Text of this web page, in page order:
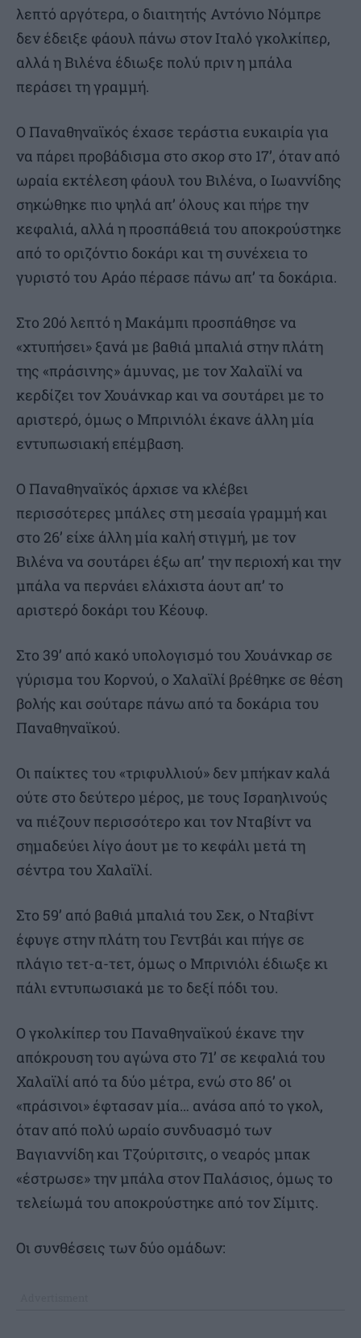
λεπτό αργότερα, ο διαιτητής Αντόνιο Νόμπρε
δεν έδειξε φάουλ πάνω στον Ιταλό γκολκίπερ,
αλλά η Βιλένα έδιωξε πολύ πριν η μπάλα
περάσει τη γραμμή.
Ο Παναθηναϊκός έχασε τεράστια ευκαιρία για
να πάρει προβάδισμα στο σκορ στο 17’, όταν από
ωραία εκτέλεση φάουλ του Βιλένα, ο Ιωαννίδης
σηκώθηκε πιο ψηλά απ’ όλους και πήρε την
κεφαλιά, αλλά η προσπάθειά του αποκρούστηκε
από το οριζόντιο δοκάρι και τη συνέχεια το
γυριστό του Αράο πέρασε πάνω απ’ τα δοκάρια.
Στο 20ό λεπτό η Μακάμπι προσπάθησε να
«χτυπήσει» ξανά με βαθιά μπαλιά στην πλάτη
της «πράσινης» άμυνας, με τον Χαλαϊλί να
κερδίζει τον Χουάνκαρ και να σουτάρει με το
αριστερό, όμως ο Μπρινιόλι έκανε άλλη μία
εντυπωσιακή επέμβαση.
Ο Παναθηναϊκός άρχισε να κλέβει
περισσότερες μπάλες στη μεσαία γραμμή και
στο 26’ είχε άλλη μία καλή στιγμή, με τον
Βιλένα να σουτάρει έξω απ’ την περιοχή και την
μπάλα να περνάει ελάχιστα άουτ απ’ το
αριστερό δοκάρι του Κέουφ.
Στο 39’ από κακό υπολογισμό του Χουάνκαρ σε
γύρισμα του Κορνού, ο Χαλαϊλί βρέθηκε σε θέση
βολής και σούταρε πάνω από τα δοκάρια του
Παναθηναϊκού.
Οι παίκτες του «τριφυλλιού» δεν μπήκαν καλά
ούτε στο δεύτερο μέρος, με τους Ισραηλινούς
να πιέζουν περισσότερο και τον Νταβίντ να
σημαδεύει λίγο άουτ με το κεφάλι μετά τη
σέντρα του Χαλαϊλί.
Στο 59’ από βαθιά μπαλιά του Σεκ, ο Νταβίντ
έφυγε στην πλάτη του Γεντβάι και πήγε σε
πλάγιο τετ-α-τετ, όμως ο Μπρινιόλι έδιωξε κι
πάλι εντυπωσιακά με το δεξί πόδι του.
Ο γκολκίπερ του Παναθηναϊκού έκανε την
απόκρουση του αγώνα στο 71’ σε κεφαλιά του
Χαλαϊλί από τα δύο μέτρα, ενώ στο 86’ οι
«πράσινοι» έφτασαν μία… ανάσα από το γκολ,
όταν από πολύ ωραίο συνδυασμό των
Βαγιαννίδη και Τζούριτσιτς, ο νεαρός μπακ
«έστρωσε» την μπάλα στον Παλάσιος, όμως το
τελείωμά του αποκρούστηκε από τον Σίμιτς.
Οι συνθέσεις των δύο ομάδων: